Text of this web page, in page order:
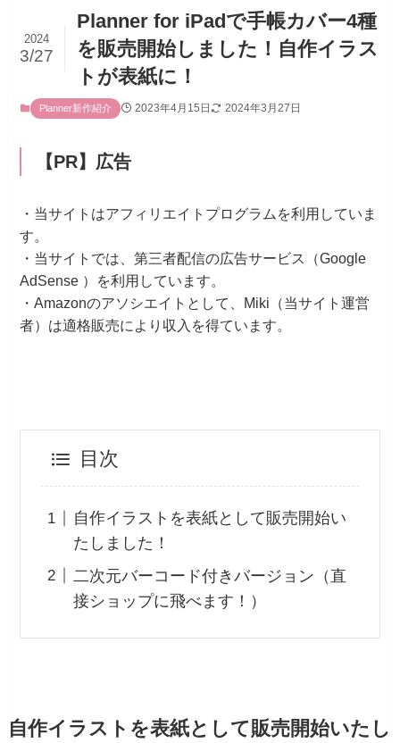
Planner for iPadで手帳カバー4種
を販売開始しました！自作イラス
トが表紙に！
2024
3/27
Planner新作紹介 2023年4月15日 2024年3月27日
【PR】広告
・当サイトはアフィリエイトプログラムを利用していま
す。
・当サイトでは、第三者配信の広告サービス（Google
AdSense ）を利用しています。
・Amazonのアソシエイトとして、Miki（当サイト運営
者）は適格販売により収入を得ています。
目次
自作イラストを表紙として販売開始い
たしました！
二次元バーコード付きバージョン（直
接ショップに飛べます！）
自作イラストを表紙として販売開始いたし